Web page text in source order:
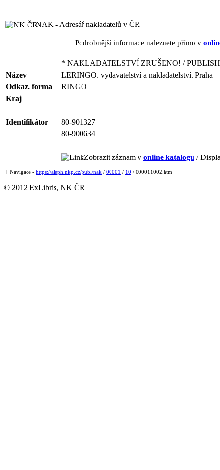
NAK - Adresář nakladatelů v ČR
Podrobnější informace naleznete přímo v
* NAKLADATELSTVÍ ZRUŠENO! /
Název
LERINGO, vydavatelství a nakladatelství. Praha
Odkaz. forma
RINGO
Kraj
Identifikátor
80-901327
80-900634
Zobrazit záznam v online katalogu /
[ Navigace - https://aleph.nkp.cz/publ/nak / 00001 / 10 / 000011002.htm ]
© 2012 ExLibris, NK ČR